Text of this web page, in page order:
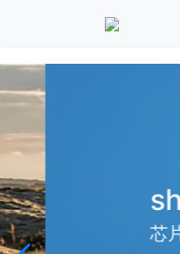
芯片级